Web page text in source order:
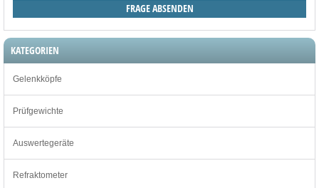
KATEGORIEN
Gelenkköpfe
Prüfgewichte
Auswertegeräte
Refraktometer